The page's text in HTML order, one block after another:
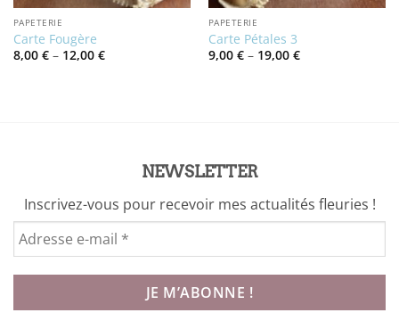
PAPETERIE
Carte Fougère
8,00 € – 12,00 €Price
range:
PAPETERIE
Carte Pétales 3
9,00 € – 19,00 €Price
range:
NEWSLETTER
Inscrivez-vous pour recevoir mes actualités fleuries !